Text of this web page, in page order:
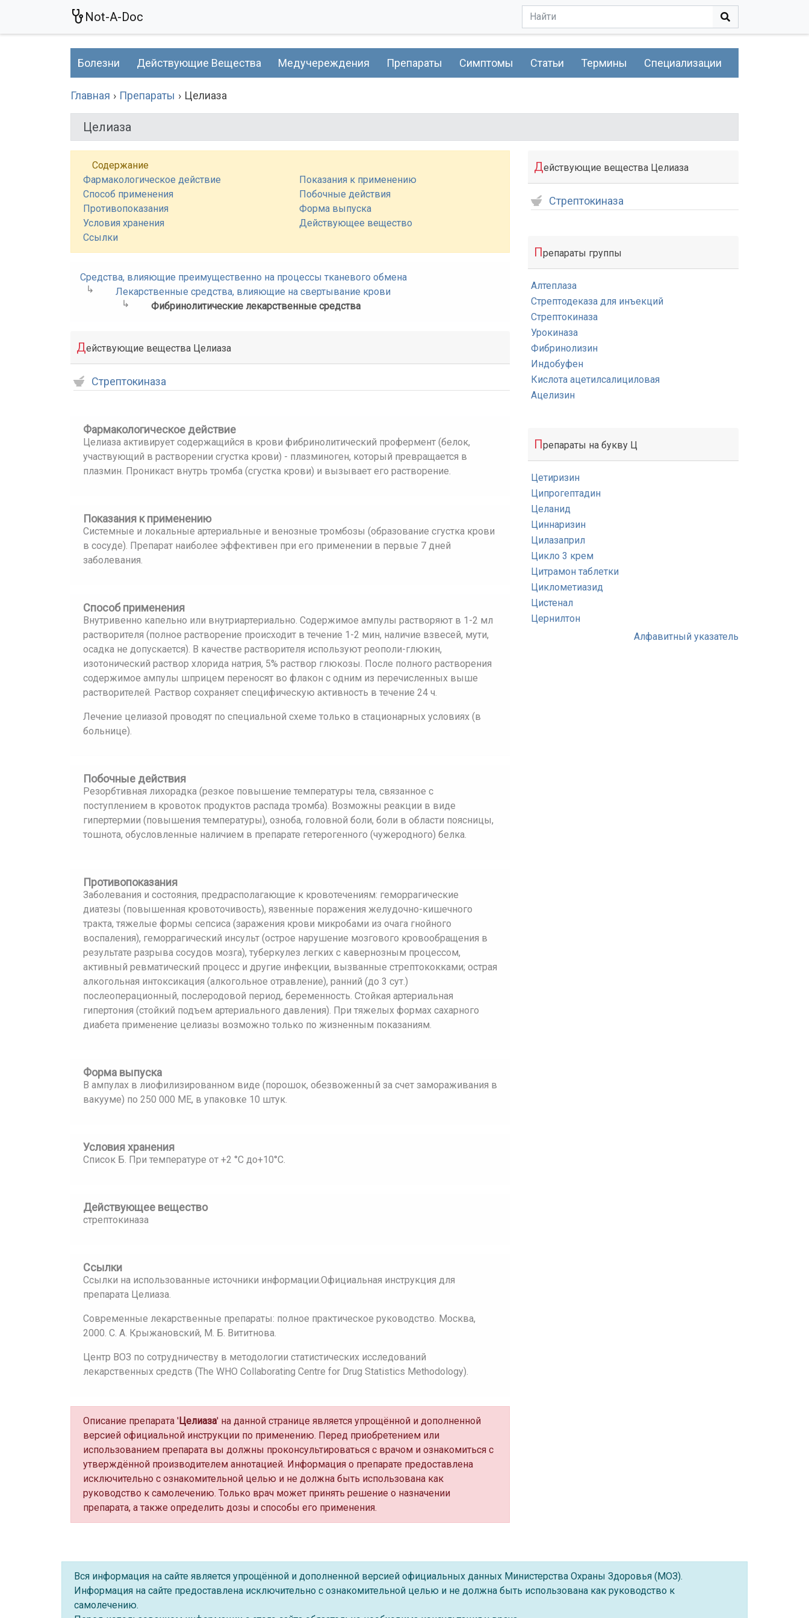
Not-A-Doc
Болезни Действующие Вещества Медучереждения Препараты Симптомы Статьи Термины Специализации
Главная Препараты Целиаза
Целиаза
Содержание
Фармакологическое действие
Показания к применению
Способ применения
Побочные действия
Противопоказания
Форма выпуска
Условия хранения
Действующее вещество
Ссылки
Средства, влияющие преимущественно на процессы тканевого обмена
Лекарственные средства, влияющие на свертывание крови
Фибринолитические лекарственные средства
Действующие вещества Целиаза
Стрептокиназа
Фармакологическое действие
Целиаза активирует содержащийся в крови фибринолитический профермент (белок,
участвующий в растворении сгустка крови) - плазминоген, который превращается в
плазмин. Проникаст внутрь тромба (сгустка крови) и вызывает его растворение.
Показания к применению
Системные и локальные артериальные и венозные тромбозы (образование сгустка крови
в сосуде). Препарат наиболее эффективен при его применении в первые 7 дней
заболевания.
Способ применения
Внутривенно капельно или внутриартериально. Содержимое ампулы растворяют в 1-2 мл
растворителя (полное растворение происходит в течение 1-2 мин, наличие взвесей, мути,
осадка не допускается). В качестве растворителя используют реополи-глюкин,
изотонический раствор хлорида натрия, 5% раствор глюкозы. После полного растворения
содержимое ампулы шприцем переносят во флакон с одним из перечисленных выше
растворителей. Раствор сохраняет специфическую активность в течение 24 ч.
Лечение целиазой проводят по специальной схеме только в стационарных условиях (в
больнице).
Побочные действия
Резорбтивная лихорадка (резкое повышение температуры тела, связанное с
поступлением в кровоток продуктов распада тромба). Возможны реакции в виде
гипертермии (повышения температуры), озноба, головной боли, боли в области поясницы,
тошнота, обусловленные наличием в препарате гетерогенного (чужеродного) белка.
Противопоказания
Заболевания и состояния, предрасполагающие к кровотечениям: геморрагические
диатезы (повышенная кровоточивость), язвенные поражения желудочно-кишечного
тракта, тяжелые формы сепсиса (заражения крови микробами из очага гнойного
воспаления), геморрагический инсульт (острое нарушение мозгового кровообращения в
результате разрыва сосудов мозга), туберкулез легких с кавернозным процессом,
активный ревматический процесс и другие инфекции, вызванные стрептококками; острая
алкогольная интоксикация (алкогольное отравление), ранний (до 3 сут.)
послеоперационный, послеродовой период, беременность. Стойкая артериальная
гипертония (стойкий подъем артериального давления). При тяжелых формах сахарного
диабета применение целиазы возможно только по жизненным показаниям.
Форма выпуска
В ампулах в лиофилизированном виде (порошок, обезвоженный за счет замораживания в
вакууме) по 250 000 ME, в упаковке 10 штук.
Условия хранения
Список Б. При температуре от +2 °С до+10°С.
Действующее вещество
стрептокиназа
Ссылки
Ссылки на использованные источники информации.Официальная инструкция для
препарата Целиаза.
Современные лекарственные препараты: полное практическое руководство. Москва,
2000. С. А. Крыжановский, М. Б. Вититнова.
Центр ВОЗ по сотрудничеству в методологии статистических исследований
лекарственных средств (The WHO Collaborating Centre for Drug Statistics Methodology).
Описание препарата 'Целиаза' на данной странице является упрощённой и дополненной
версией официальной инструкции по применению. Перед приобретением или
использованием препарата вы должны проконсультироваться с врачом и ознакомиться с
утверждённой производителем аннотацией. Информация о препарате предоставлена
исключительно с ознакомительной целью и не должна быть использована как
руководство к самолечению. Только врач может принять решение о назначении
препарата, а также определить дозы и способы его применения.
Действующие вещества Целиаза
Стрептокиназа
Препараты группы
Алтеплаза
Стрептодеказа для инъекций
Стрептокиназа
Урокиназа
Фибринолизин
Индобуфен
Кислота ацетилсалициловая
Ацелизин
Препараты на букву Ц
Цетиризин
Ципрогептадин
Целанид
Циннаризин
Цилазаприл
Цикло 3 крем
Цитрамон таблетки
Циклометиазид
Цистенал
Цернилтон
Алфавитный указатель
Вся информация на сайте является упрощённой и дополненной версией официальных данных Министерства Охраны Здоровья (МОЗ).
Информация на сайте предоставлена исключительно с ознакомительной целью и не должна быть использована как руководство к
самолечению.